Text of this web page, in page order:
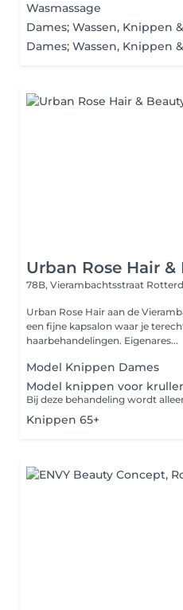
Wasmassage
Dames; Wassen, Knippen
Dames; Wassen, Knippen
Urban Rose Hair &
78B, Vierambachtsstraat
Urban Rose Hair aan de
een fijne kapsalon waar je
haarbehandelingen. Eigenares...
Model Knippen Dames
Model knippen voor
Knippen 65+